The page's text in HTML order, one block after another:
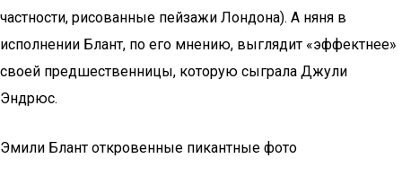
частности, рисованные пейзажи Лондона). А няня в
исполнении Блант, по его мнению, выглядит «эффектнее»
своей предшественницы, которую сыграла Джули
Эндрюс.
Эмили Блант откровенные пикантные фото